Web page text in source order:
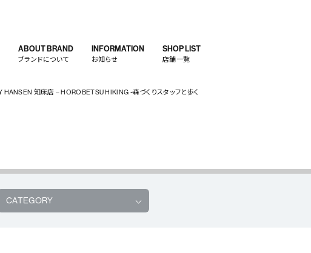
ABOUT BRAND
ブランドについて
INFORMATION
お知らせ
SHOP LIST
店舗一覧
HANSEN 知床店 – HOROBETSU HIKING ~森づくりスタッフと歩く
CATEGORY